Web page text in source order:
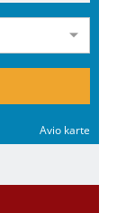
Avio karte